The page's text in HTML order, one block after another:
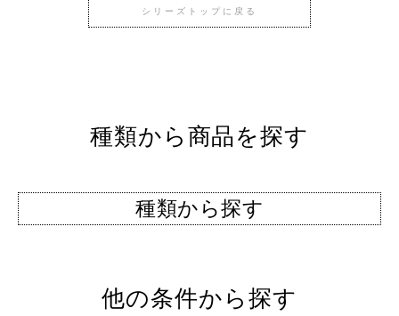
シリーズトップに戻る
種類から商品を探す
種類から探す
他の条件から探す